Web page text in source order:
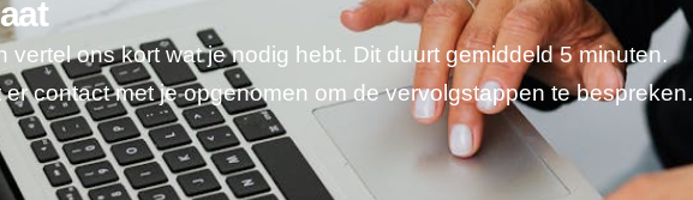
vertel ons kort wat je nodig hebt. Dit duurt gemiddeld 5 minuten.
contact met je opgenomen om de vervolgstappen te bespreken.